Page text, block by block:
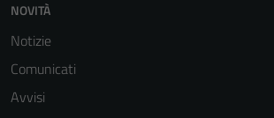
NOVITÀ
Notizie
Comunicati
Avvisi